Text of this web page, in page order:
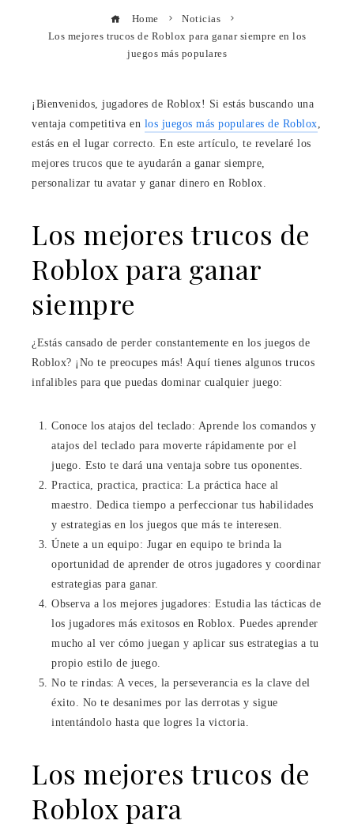
Home
Noticias
Los mejores trucos de Roblox para ganar siempre en los
juegos más populares
¡Bienvenidos, jugadores de Roblox! Si estás buscando una
ventaja competitiva en los juegos más populares de Roblox
estás en el lugar correcto. En este artículo, te revelaré los
mejores trucos que te ayudarán a ganar siempre,
personalizar tu avatar y ganar dinero en Roblox.
Los mejores trucos de
Roblox para ganar
siempre
¿Estás cansado de perder constantemente en los juegos de
Roblox? ¡No te preocupes más! Aquí tienes algunos trucos
infalibles para que puedas dominar cualquier juego:
Conoce los atajos del teclado: Aprende los comandos y
atajos del teclado para moverte rápidamente por el
juego. Esto te dará una ventaja sobre tus oponentes.
Practica, practica, practica: La práctica hace al
maestro. Dedica tiempo a perfeccionar tus habilidades
y estrategias en los juegos que más te interesen.
Únete a un equipo: Jugar en equipo te brinda la
oportunidad de aprender de otros jugadores y coordinar
estrategias para ganar.
Observa a los mejores jugadores: Estudia las tácticas de
los jugadores más exitosos en Roblox. Puedes aprender
mucho al ver cómo juegan y aplicar sus estrategias a tu
propio estilo de juego.
No te rindas: A veces, la perseverancia es la clave del
éxito. No te desanimes por las derrotas y sigue
intentándolo hasta que logres la victoria.
Los mejores trucos de
Roblox para